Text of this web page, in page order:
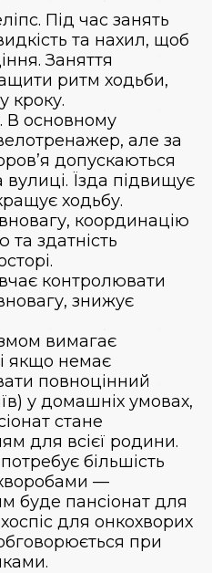
Під час занять
та нахил, щоб
Заняття
ритм ходьби,
кроку.
В основному
але за
допускаються
Їзда підвищує
ходьбу.
координацію
та здатність
контролювати
знижує
вимагає
якщо немає
повноцінний
у домашніх умовах,
стане
для всієї родини.
більшість
—
буде пансіонат для
хоспіс для онкохворих
при